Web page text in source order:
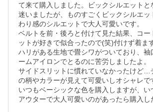
て来て購入しました。ビックシルエットと
迷いましたが、ものすごくビックシルエッ
わり感のシルエットで大人可愛いです。
ベルトを前・後ろと付けて見た結果、コー
ットが好きで似合ったので(笑)付けず着ます
ハリがある生地で畳シワがついており、袖
ームアイロンでとるのに苦労しましたよ。
サイドスリットに慣れていなかったけど…
の柄やカラーが見えて可愛いしオシャレで
いつもベーシックな色を購入しますが、い
アウターで大人可愛いのがあったら購入し